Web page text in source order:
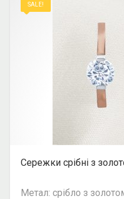
SALE!
Сережки срібні з
Метал: срібло з